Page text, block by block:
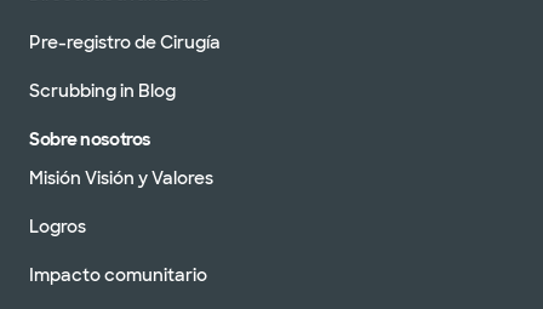
Pre-registro de Cirugía
Scrubbing in Blog
Sobre nosotros
Misión Visión y Valores
Logros
Impacto comunitario